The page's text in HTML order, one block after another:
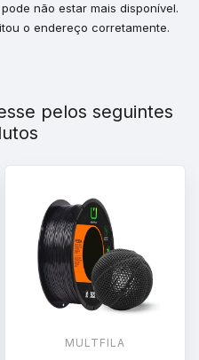
não estar mais disponível.
o endereço corretamente.
pelos seguintes
MULTFILA